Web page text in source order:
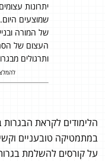
יתרונות
שמוצעים
של המורה
העצום של
ותרגולים
במתמטיקה טובעניים
על קורסים להשלמת